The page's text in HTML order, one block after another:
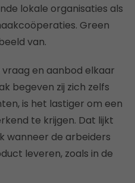
lokale organisaties als
Green
van.
en aanbod elkaar
begeven zij zich zelfs
is het lastiger om een
te krijgen. Dat lijkt
wanneer de arbeiders
leveren, zoals in de